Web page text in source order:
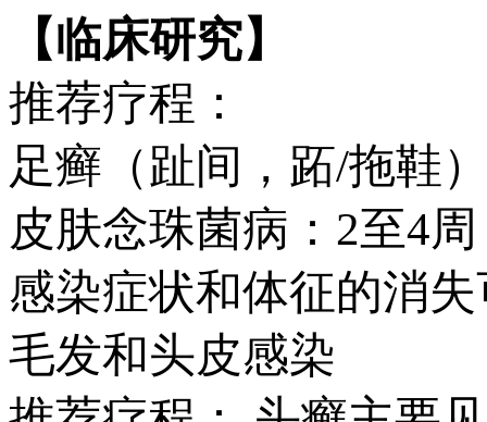
【临床研究】
推荐疗程：
足癣（趾间，跖/拖鞋
皮肤念珠菌病：2至4周
感染症状和体征的消
毛发和头皮感染